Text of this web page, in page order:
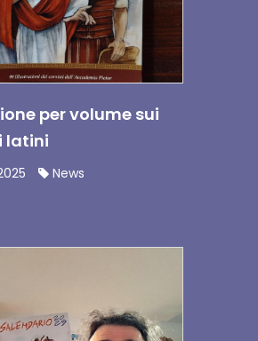
per volume sui
latini
News